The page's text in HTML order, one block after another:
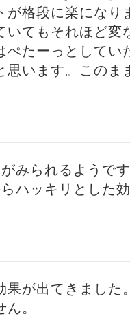
が格段に楽になり
いてもそれほど変
ぺたーっとしてい
思います。このま
みられるようです
ハッキリとした効
果が出てきました
。